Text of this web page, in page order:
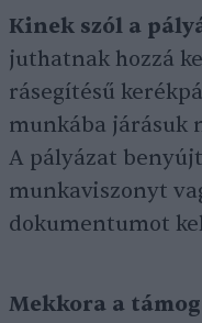
Kinek szól a
juthatnak hozzá
rásegítésű
munkába járásuk
A pályázat
munkaviszonyt
dokumentumot
Mekkora a